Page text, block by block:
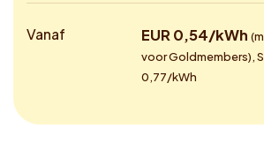
Vanaf EUR 0,54/kWh
voor Goldmembers),
0,77/kWh